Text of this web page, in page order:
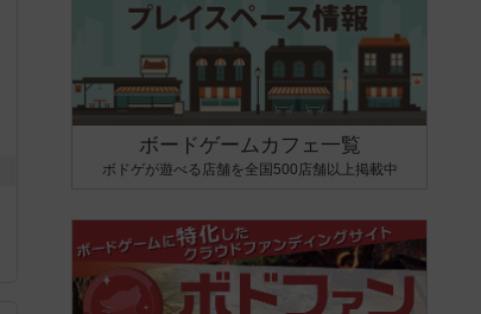
ボードゲームカフェ一覧
ボドゲが遊べる店舗を全国500店舗以上掲載中